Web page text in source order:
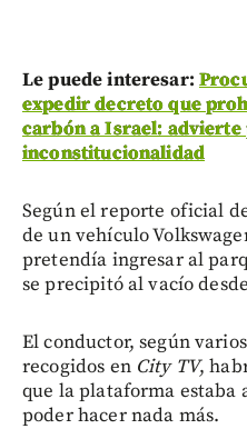
Le puede interesar:
expedir decreto que
carbón a Israel: advierte
inconstitucionalidad
Según el reporte oficial
de un vehículo
pretendía ingresar al
se precipitó al vacío
El conductor, según
recogidos en City TV,
que la plataforma estaba
poder hacer nada más.